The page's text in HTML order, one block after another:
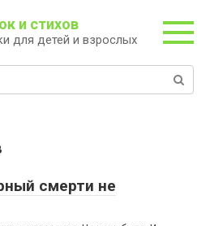
и стихов
для детей и взрослых
смерти не